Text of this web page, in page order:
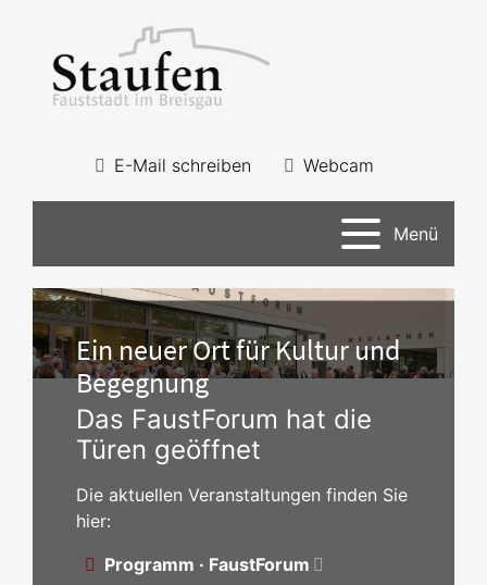
E-Mail schreiben Webcam
Menü
Ein neuer Ort für Kultur und
Begegnung
Das FaustForum hat die
Türen geöffnet
Die aktuellen Veranstaltungen finden Sie
hier:
Programm · FaustForum